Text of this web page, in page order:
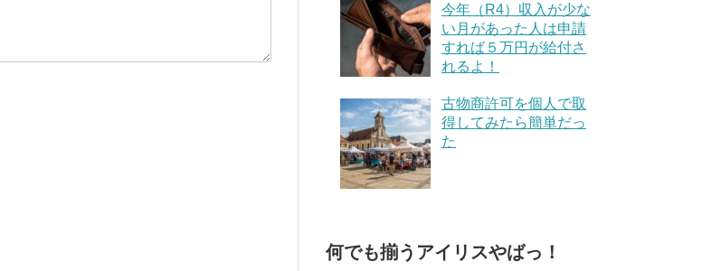
今年（R4）収入が少な
い月があった人は申請
すれば５万円が給付さ
れるよ！
古物商許可を個人で取
得してみたら簡単だっ
た
何でも揃うアイリスやばっ！